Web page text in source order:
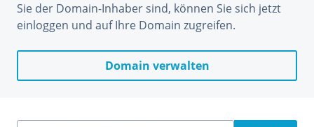
Sie der Domain-Inhaber sind, können Sie sich jetzt
einloggen und auf Ihre Domain zugreifen.
Domain verwalten